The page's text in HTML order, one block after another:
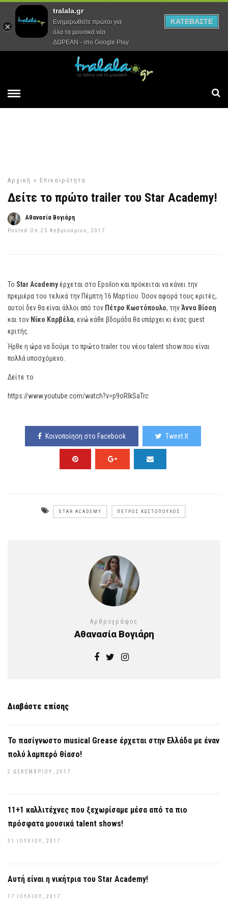
Αρχική Συνεντεύξεις Ρεπορτάζ
Αρχική » Επικαιρότητα
Δείτε το πρώτο trailer του Star Academy!
Αθανασία Βογιάρη
Posted On 25 Φεβρουαρίου, 2017
Το Star Academyέρχεται στο Epsilon και πρόκειται να κάνει την
πρεμιέρα του τελικά την Πέμπτη 16 Μαρτίου. Όσον αφορά τους κριτές,
αυτοί δεν θα είναι άλλοι από τον Πέτρο Κωστόπουλο, τηνΆννα Βίσση
και τον Νίκο Καρβέλα, ενώ κάθε βδομάδα θα υπάρχει κι ένας guest
κριτής.
Ήρθε η ώρα να δούμε το πρώτο trailer του νέου talent show που είναι
πολλά υποσχόμενο.
Δείτε το
https://www.youtube.com/watch?v=p9oRIkSaTrc
Κοινοποίηση στο Facebook Tweet It
STAR ACADEMY ΠΈΤΡΟΣ ΚΩΣΤΌΠΟΥΛΌΣ
Αρθρογράφος
Αθανασία Βογιάρη
Διαβάστε επίσης
Το πασίγνωστο musical Grease έρχεται στην Ελλάδα με έναν
πολύ λαμπερό θίασο!
2 ΔΕΚΕΜΒΡΊΟΥ, 2017
11+1 καλλιτέχνες που ξεχωρίσαμε μέσα από τα πιο
πρόσφατα μουσικά talent shows!
31 ΙΟΥΛΊΟΥ, 2017
Αυτή είναι η νικήτρια του Star Academy!
17 ΙΟΥΛΊΟΥ, 2017
tralala.gr
Ενημερωθείτε πρώτοι για
όλα τα μουσικά νέα
ΔΩΡΕΑΝ - στο Google Play
ΚΑΤΕΒΑΣΤΕ